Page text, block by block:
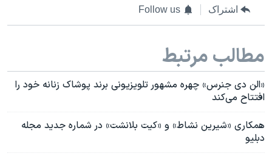
اشتراک Follow us
مطالب مرتبط
«الن دی جنرس» چهره مشهور تلویزیونی برند پوشاک زنانه خود را
افتتاح می‌کند
همکاری «شیرین نشاط» و «کیت بلانشت» در شماره جدید مجله
دبلیو